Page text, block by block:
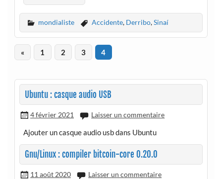
mondialiste Accidente, Derribo,Sinaí
« 1 2 3 4
Ubuntu : casque audio USB
4 février 2021 Laisser un commentaire
Ajouter un casque audio usb dans Ubuntu
Gnu/Linux : compiler bitcoin-core 0.20.0
11 août 2020 Laisser un commentaire